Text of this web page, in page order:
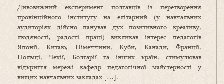
Дивовижний експеримент полтавців із перетворення
провінційного інституту на елітарний (у навчальних
аудиторіях дійсно панував дух позитивного креативу,
людяності, радості праці) викликав інтерес педагогів
Японії, Китаю, Німеччини, Куби, Канади, Франції,
Польщі, Чехії, Болгарії та інших країн, стимулював
відкриття мережі кафедр педагогічної майстерності у
вищих навчальних закладах […].